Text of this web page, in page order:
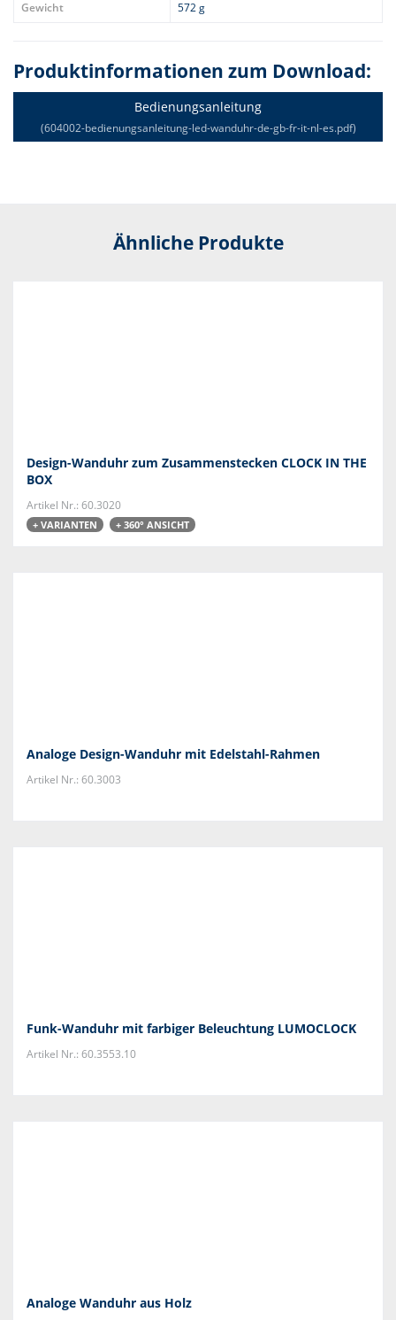
Gewicht 572 g
Produktinformationen zum Download:
Bedienungsanleitung
(604002-bedienungsanleitung-led-wanduhr-de-gb-fr-it-nl-es.pdf)
Ähnliche Produkte
Design-Wanduhr zum Zusammenstecken CLOCK IN THE
BOX
Artikel Nr.: 60.3020
+ VARIANTEN + 360° ANSICHT
Analoge Design-Wanduhr mit Edelstahl-Rahmen
Artikel Nr.: 60.3003
Funk-Wanduhr mit farbiger Beleuchtung LUMOCLOCK
Artikel Nr.: 60.3553.10
Analoge Wanduhr aus Holz